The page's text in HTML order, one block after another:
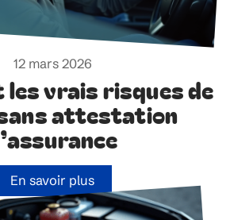
12 mars 2026
les vrais risques de
attestation
En savoir plus